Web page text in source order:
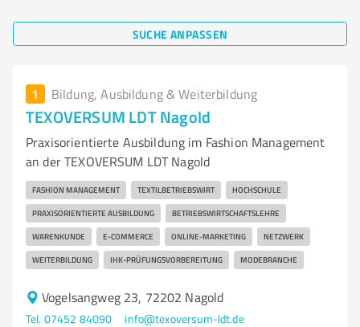
SUCHE ANPASSEN
1 Bildung, Ausbildung & Weiterbildung
TEXOVERSUM LDT Nagold
Praxisorientierte Ausbildung im Fashion Management
an der TEXOVERSUM LDT Nagold
FASHION MANAGEMENT TEXTILBETRIEBSWIRT HOCHSCHULE
PRAXISORIENTIERTE AUSBILDUNG BETRIEBSWIRTSCHAFTSLEHRE
WARENKUNDE E-COMMERCE ONLINE-MARKETING NETZWERK
WEITERBILDUNG IHK-PRÜFUNGSVORBEREITUNG MODEBRANCHE
Vogelsangweg 23, 72202 Nagold
Tel. 07452 84090
info@texoversum-ldt.de